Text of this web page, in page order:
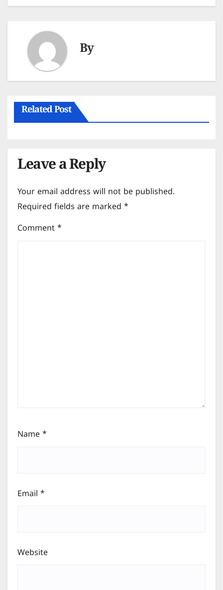
By
Related Post
Leave a Reply
Your email address will not be published.
Required fields are marked *
Comment *
Name *
Email *
Website